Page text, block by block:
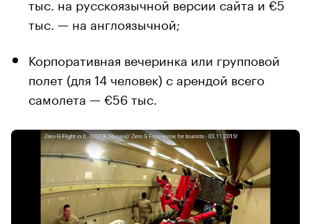
тыс. — на англоязычной;
Корпоративная вечеринка или групповой
полет (для 14 человек) с арендой всего
самолета — €56 тыс.